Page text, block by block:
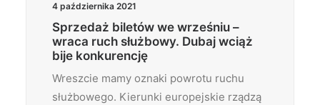
4 października 2021
Sprzedaż biletów we wrześniu –
wraca ruch służbowy. Dubaj wciąż
bije konkurencję
Wreszcie mamy oznaki powrotu ruchu
służbowego. Kierunki europejskie rządzą